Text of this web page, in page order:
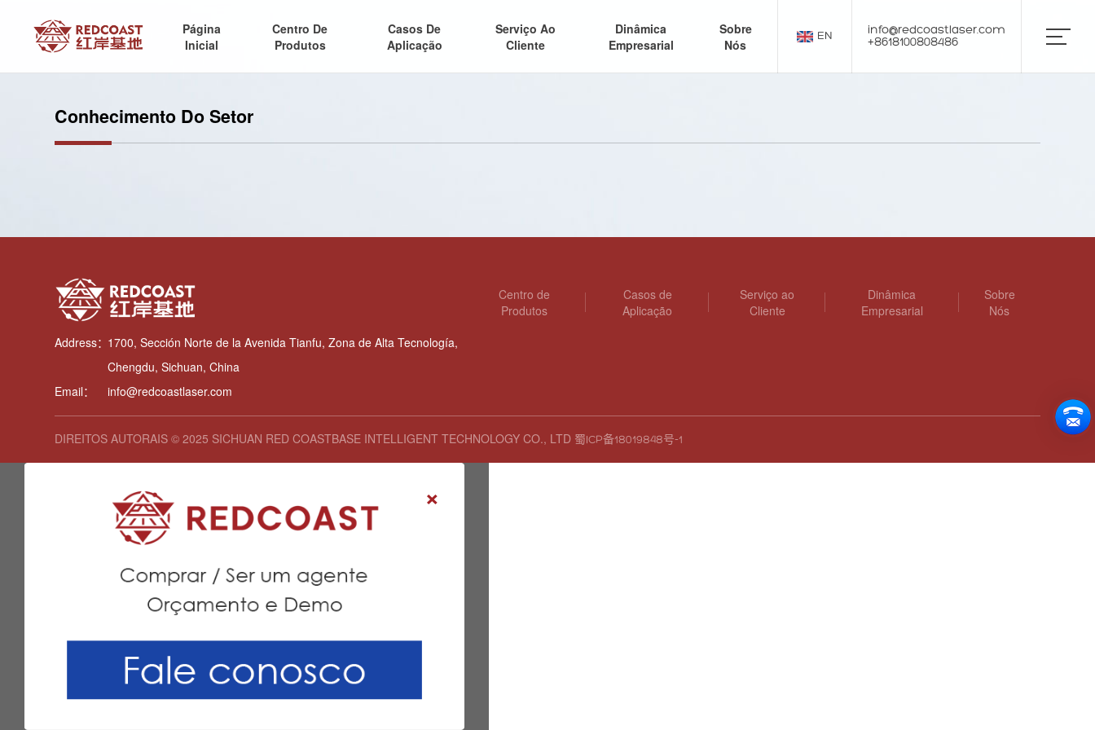
Página
Inicial
Centro De
Produtos
Casos De
Aplicação
Serviço Ao
Cliente
Dinâmica
Empresarial
Sobre
Nós
EN
info@redcoastlaser.com
+8618100808486
Conhecimento Do Setor
Address：1700, Sección Norte de la Avenida Tianfu, Zona de Alta Tecnología,
Chengdu, Sichuan, China
Email：
info@redcoastlaser.com
Centro de
Produtos
Casos de
Aplicação
Serviço ao
Cliente
Dinâmica
Empresarial
Sobre
Nós
DIREITOS AUTORAIS © 2025 SICHUAN RED COASTBASE INTELLIGENT TECHNOLOGY CO., LTD 蜀ICP备18019848号-1
×